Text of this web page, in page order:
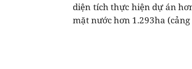
diện tích thực hiện dự án
mặt nước hơn 1.293ha